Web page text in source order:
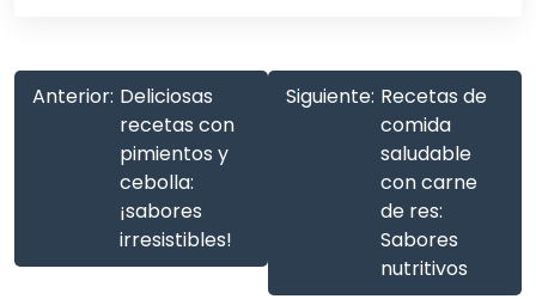
Anterior: Deliciosas
recetas con
pimientos y
cebolla:
¡sabores
irresistibles!
Siguiente: Recetas de
comida
saludable
con carne
de res:
Sabores
nutritivos